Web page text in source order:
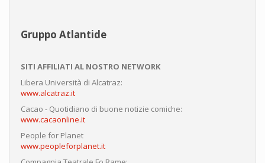
Gruppo Atlantide
SITI AFFILIATI AL NOSTRO NETWORK
Libera Università di Alcatraz:
www.alcatraz.it
Cacao - Quotidiano di buone notizie comiche:
www.cacaonline.it
People for Planet
www.peopleforplanet.it